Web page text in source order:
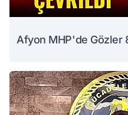
Afyon MHP'de Gözler